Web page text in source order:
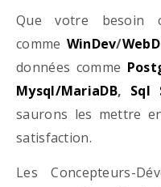
Que votre besoin
comme WinDev/
données comme
Mysql/MariaDB, Sql
saurons les mettre
satisfaction.
Les Concepteurs-